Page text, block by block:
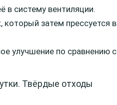
систему вентиляции.
затем прессуется в
улучшение по сравнению с
Твёрдые отходы